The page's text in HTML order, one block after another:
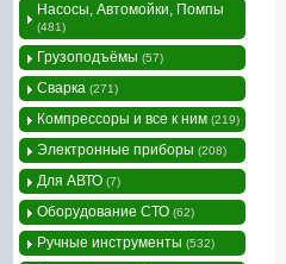
Насосы, Автомойки, Помпы
(481)
Грузоподъёмы (57)
Сварка (271)
Компрессоры и все к ним (219)
Электронные приборы (208)
Для АВТО (7)
Оборудование СТО (62)
Ручные инструменты (532)